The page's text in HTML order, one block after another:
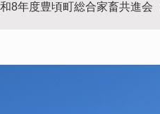
8年度豊頃町総合家畜共進